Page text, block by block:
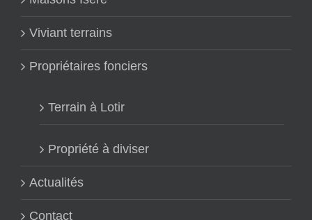
Viviant terrains
Propriétaires fonciers
Terrain à Lotir
Propriété à diviser
Actualités
Contact